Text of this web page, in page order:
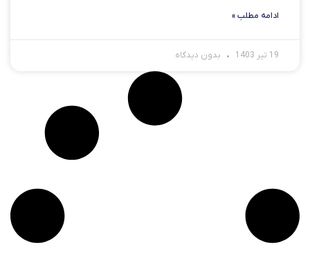
ادامه مطلب »
19 تیر 1403 بدون دیدگاه